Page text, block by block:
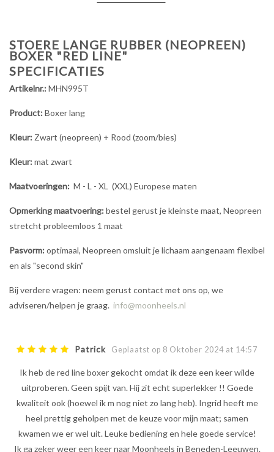
STOERE LANGE RUBBER (NEOPREEN)
BOXER "RED LINE"
SPECIFICATIES
Artikelnr.:MHN995T
Product:Boxer lang
Kleur: Zwart (neopreen) + Rood (zoom/bies)
Kleur:mat zwart
Maatvoeringen: M - L - XL (XXL) Europese maten
Opmerking maatvoering:bestel gerust je kleinste maat, Neopreen
stretcht probleemloos 1 maat
Pasvorm:optimaal, Neopreen omsluit je lichaam aangenaam flexibel
en als "second skin"
Bij verdere vragen: neem gerust contact met ons op, we
adviseren/helpen je graag. info@moonheels.nl
Patrick Geplaatst op 8 Oktober 2024 at 14:57
Ik heb de red line boxer gekocht omdat ik deze een keer wilde
uitproberen. Geen spijt van. Hij zit echt superlekker !! Goede
kwaliteit ook (hoewel ik m nog niet zo lang heb). Ingrid heeft me
heel prettig geholpen met de keuze voor mijn maat; samen
kwamen we er wel uit. Leuke bediening en hele goede service!
Ik ga zeker weer een keer naar Moonheels in Beneden-Leeuwen.